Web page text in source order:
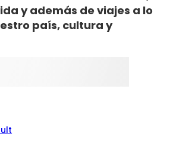
y además de viajes a lo
país, cultura y